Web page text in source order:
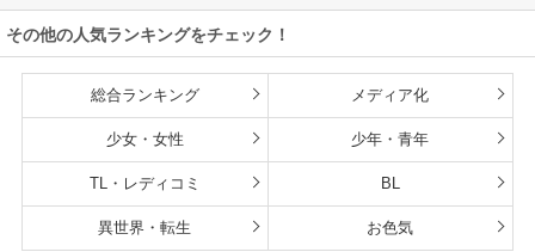
版】
その他の人気ランキングをチェック！
総合ランキング メディア化
少女・女性 少年・青年
TL・レディコミ BL
異世界・転生 お色気